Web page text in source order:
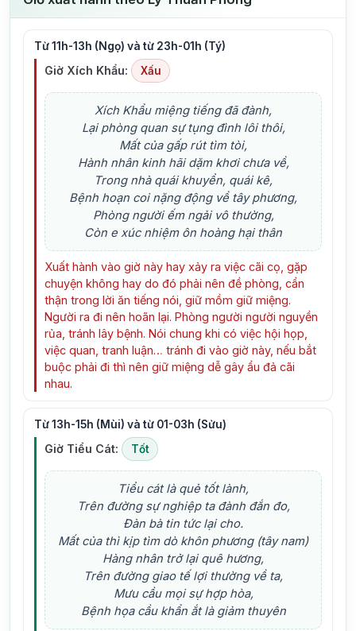
Từ 11h-13h (Ngọ) và từ 23h-01h (Tý)
Giờ Xích Khẩu: Xấu
Xích Khẩu miệng tiếng đã đành,
Lại phòng quan sự tụng đình lôi thôi,
Mất của gấp rút tìm tòi,
Hành nhân kinh hãi dặm khơi chưa về,
Trong nhà quái khuyển, quái kê,
Bệnh hoạn coi nặng động về tây phương,
Phòng người ếm ngải vô thường,
Còn e xúc nhiệm ôn hoàng hại thân
Xuất hành vào giờ này hay xảy ra việc cãi cọ, gặp
chuyện không hay do đó phải nên đề phòng, cẩn
thận trong lời ăn tiếng nói, giữ mồm giữ miệng.
Người ra đi nên hoãn lại. Phòng người người nguyền
rủa, tránh lây bệnh. Nói chung khi có việc hội họp,
việc quan, tranh luận… tránh đi vào giờ này, nếu bắt
buộc phải đi thì nên giữ miệng dễ gây ẩu đả cãi
nhau.
Từ 13h-15h (Mùi) và từ 01-03h (Sửu)
Giờ Tiểu Cát: Tốt
Tiểu cát là quẻ tốt lành,
Trên đường sự nghiệp ta đành đắn đo,
Đàn bà tin tức lại cho.
Mất của thì kịp tìm dò khôn phương (tây nam)
Hàng nhân trở lại quê hương,
Trên đường giao tế lợi thường về ta,
Mưu cầu mọi sự hợp hòa,
Bệnh họa cầu khẩn ắt là giảm thuyên